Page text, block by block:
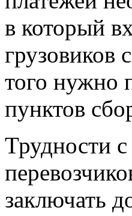
в который
грузовиков
того нужно
пунктов
Трудности
заключать